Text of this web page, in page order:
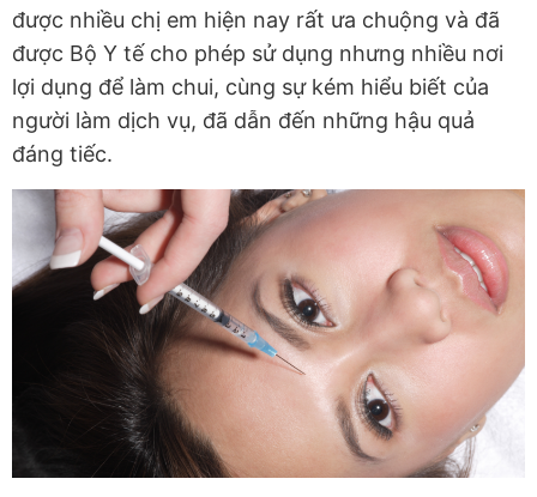
được nhiều chị em hiện nay rất ưa chuộng và đã
được Bộ Y tế cho phép sử dụng nhưng nhiều nơi
lợi dụng để làm chui, cùng sự kém hiểu biết của
người làm dịch vụ, đã dẫn đến những hậu quả
đáng tiếc.